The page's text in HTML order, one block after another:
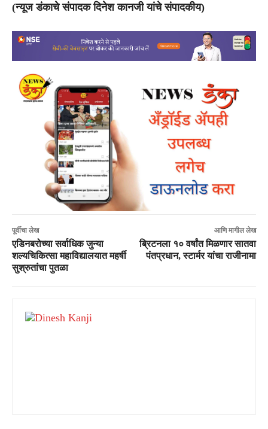
(न्यूज डंकाचे संपादक दिनेश कानजी यांचे संपादकीय)
पूर्वीचा लेख
एडिनबरोच्या सर्वाधिक जुन्या
शल्यचिकित्सा महाविद्यालयात महर्षी
सुश्रुतांचा पुतळा
आणि मागील लेख
ब्रिटनला १० वर्षांत मिळणार सातवा
पंतप्रधान, स्टार्मर यांचा राजीनामा